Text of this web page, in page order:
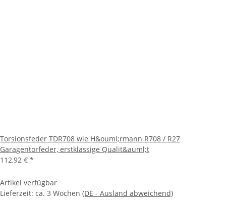
Torsionsfeder TDR708 wie H&ouml;rmann R708 / R27
Garagentorfeder, erstklassige Qualit&auml;t
112,92 € *
Artikel verfügbar
Lieferzeit: ca. 3 Wochen (DE - Ausland abweichend)